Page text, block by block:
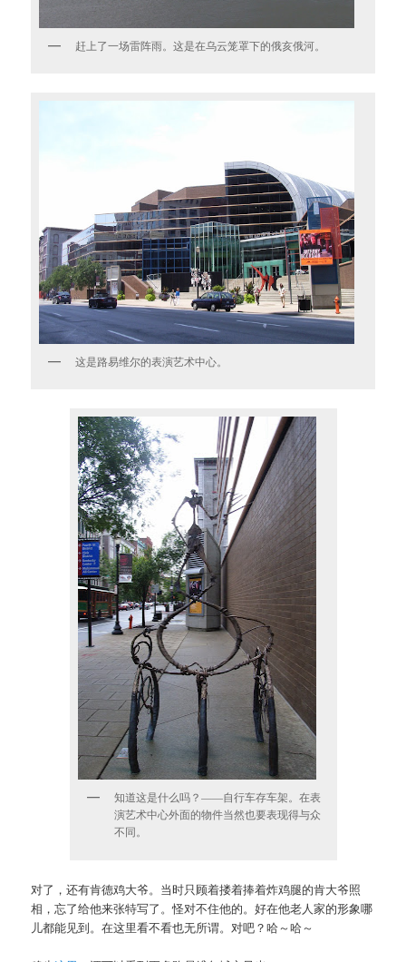
赶上了一场雷阵雨。这是在乌云笼罩下的俄亥俄河。
这是路易维尔的表演艺术中心。
知道这是什么吗？——自行车存车架。在表
演艺术中心外面的物件当然也要表现得与众
不同。
对了，还有肯德鸡大爷。当时只顾着搂着捧着炸鸡腿的肯大爷照
相，忘了给他来张特写了。怪对不住他的。好在他老人家的形象哪
儿都能见到。在这里看不看也无所谓。对吧？哈～哈～